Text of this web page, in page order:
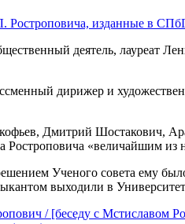
Ростроповича, изданные в
деятель, лауреат
дирижер и
Дмитрий
Ростроповича «величайшим
Ученого совета ему
выходили в
/ [беседу с